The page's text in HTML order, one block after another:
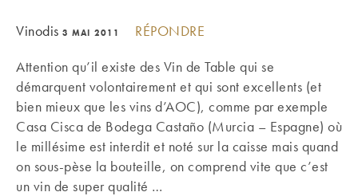
Vinodis 3 MAI 2011
RÉPONDRE
Attention qu’il existe des Vin de Table qui se
démarquent volontairement et qui sont excellents (et
bien mieux que les vins d’AOC), comme par exemple
Casa Cisca de Bodega Castaño (Murcia – Espagne) où
le millésime est interdit et noté sur la caisse mais quand
on sous-pèse la bouteille, on comprend vite que c’est
un vin de super qualité …